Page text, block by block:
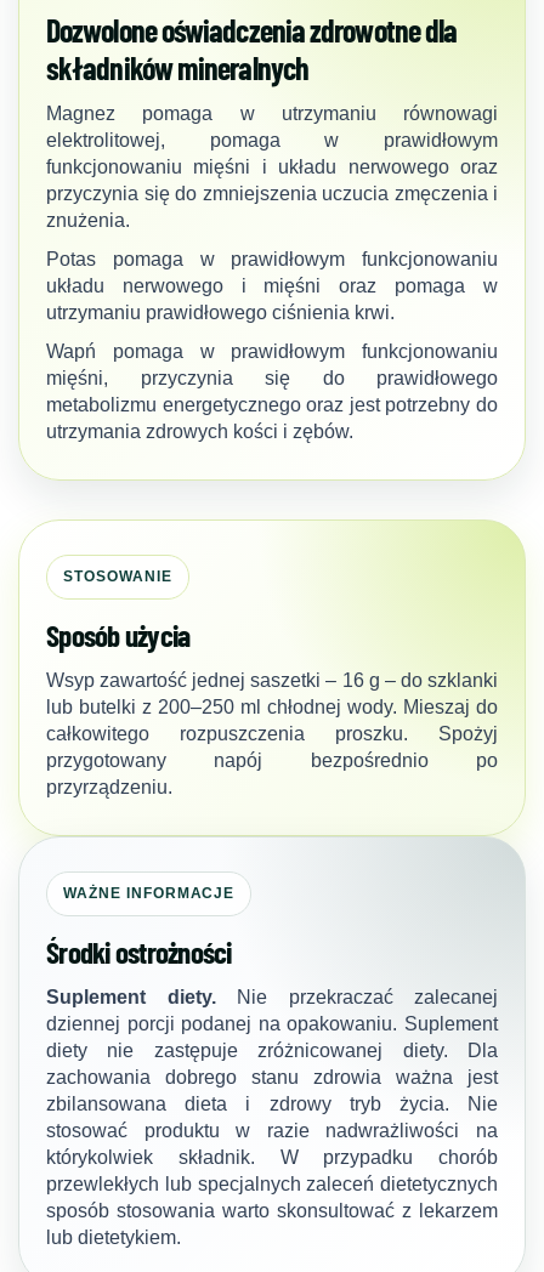
Dozwolone oświadczenia zdrowotne dla
składników mineralnych
Magnez pomaga w utrzymaniu równowagi
elektrolitowej, pomaga w prawidłowym
funkcjonowaniu mięśni i układu nerwowego oraz
przyczynia się do zmniejszenia uczucia zmęczenia i
znużenia.
Potas pomaga w prawidłowym funkcjonowaniu
układu nerwowego i mięśni oraz pomaga w
utrzymaniu prawidłowego ciśnienia krwi.
Wapń pomaga w prawidłowym funkcjonowaniu
mięśni, przyczynia się do prawidłowego
metabolizmu energetycznego oraz jest potrzebny do
utrzymania zdrowych kości i zębów.
STOSOWANIE
Sposób użycia
Wsyp zawartość jednej saszetki – 16 g – do szklanki
lub butelki z 200–250 ml chłodnej wody. Mieszaj do
całkowitego rozpuszczenia proszku. Spożyj
przygotowany napój bezpośrednio po
przyrządzeniu.
WAŻNE INFORMACJE
Środki ostrożności
Suplement diety.Nie przekraczać zalecanej
dziennej porcji podanej na opakowaniu. Suplement
diety nie zastępuje zróżnicowanej diety. Dla
zachowania dobrego stanu zdrowia ważna jest
zbilansowana dieta i zdrowy tryb życia. Nie
stosować produktu w razie nadwrażliwości na
którykolwiek składnik. W przypadku chorób
przewlekłych lub specjalnych zaleceń dietetycznych
sposób stosowania warto skonsultować z lekarzem
lub dietetykiem.